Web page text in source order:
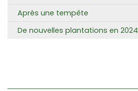
Après une tempête
De nouvelles plantations en 2024